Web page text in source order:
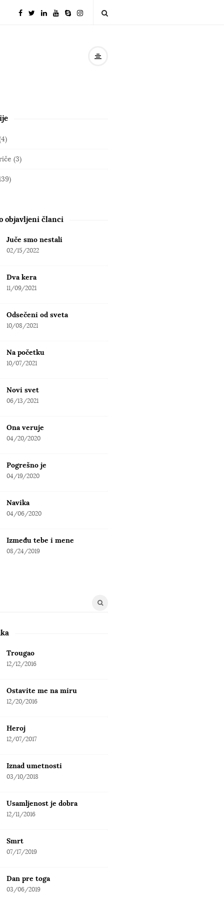
(3)
objavljeni članci
Juče smo nestali
02/15/2022
Dva kera
11/09/2021
Odsečeni od sveta
10/08/2021
Na početku
10/07/2021
Novi svet
06/13/2021
Ona veruje
04/20/2020
Pogrešno je
04/19/2020
Navika
04/06/2020
Između tebe i mene
08/24/2019
Trougao
12/12/2016
Ostavite me na miru
12/20/2016
Heroj
12/07/2017
Iznad umetnosti
03/10/2018
Usamljenost je dobra
12/11/2016
Smrt
07/17/2019
Dan pre toga
03/06/2019